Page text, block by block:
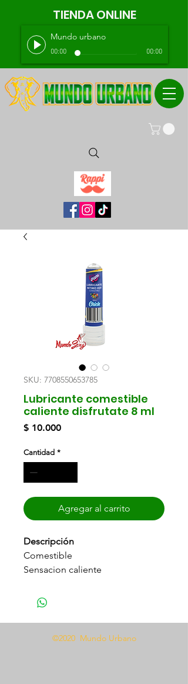
TIENDA ONLINE
Mundo urbano
00:00 00:00
SKU: 7708550653785
Lubricante comestible
caliente disfrutate 8 ml
$ 10.000Precio
Cantidad *
Agregar al carrito
Descripción
Comestible
Sensacion caliente
Variedad de sabores
8 ml
©2020 Mundo Urbano